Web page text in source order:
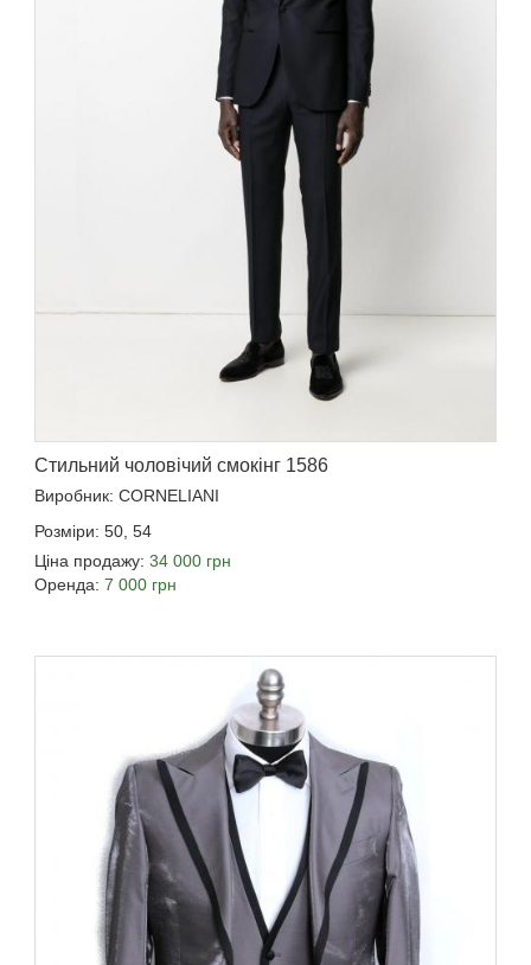
Стильний чоловічий смокінг 1586
Виробник: CORNELIANI
Розміри: 50, 54
Ціна продажу: 34 000 грн
Оренда: 7 000 грн